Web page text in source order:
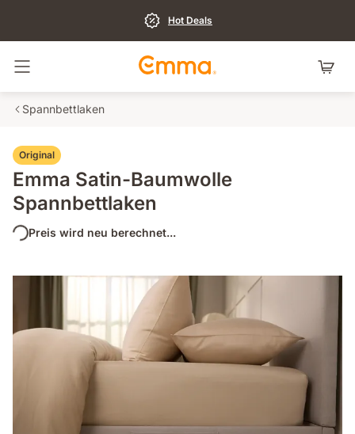
Hot Deals
Navigation umschalten
Spannbettlaken
Original
Emma Satin-Baumwolle
Spannbettlaken
Preis wird neu berechnet...